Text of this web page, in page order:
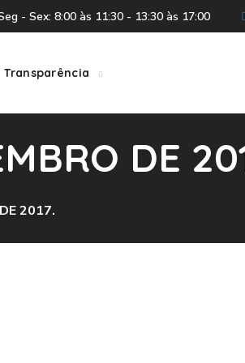
- Sex: 8:00 às 11:30 - 13:30 às 17:00
Transparência
DE
2017.